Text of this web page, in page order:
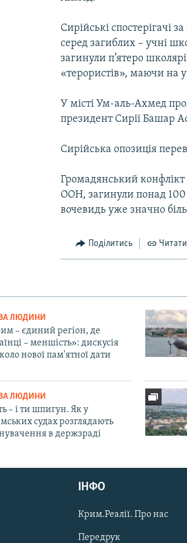
Сирійські спостерігачі
серед загиблих – учні
загинули п’ятеро
«терористів», маючи на
У місті Ум-аль-Ахмед
президент Сирії Башар
Сирійська опозиція
Громадянський
ООН, загинули понад
вочевидь уже значно
Поділитись
ЛЮДИНИ
– єдиний регіон, де
– меншість»: дискусія
нової пам'ятної дати
ЛЮДИНИ
– і ти шпигун. Як у
судах розглядають
в держзраді
ІНФО
Крим.Реалії. Про нас
Передрук